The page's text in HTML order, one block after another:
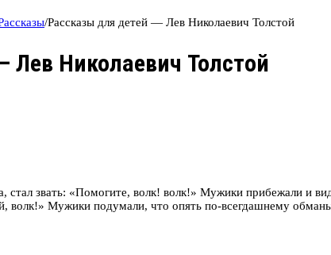
/Рассказы для детей — Лев Николаевич Толстой
Лев Николаевич Толстой
стал звать: «Помогите, волк! волк!» Мужики прибежали и
волк!» Мужики подумали, что опять по-всегдашнему